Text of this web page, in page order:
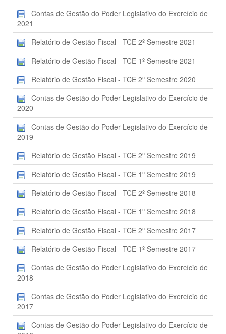
Contas de Gestão do Poder Legislativo do Exercício de
2021
Relatório de Gestão Fiscal - TCE 2º Semestre 2021
Relatório de Gestão Fiscal - TCE 1º Semestre 2021
Relatório de Gestão Fiscal - TCE 2º Semestre 2020
Contas de Gestão do Poder Legislativo do Exercício de
2020
Contas de Gestão do Poder Legislativo do Exercício de
2019
Relatório de Gestão Fiscal - TCE 2º Semestre 2019
Relatório de Gestão Fiscal - TCE 1º Semestre 2019
Relatório de Gestão Fiscal - TCE 2º Semestre 2018
Relatório de Gestão Fiscal - TCE 1º Semestre 2018
Relatório de Gestão Fiscal - TCE 2º Semestre 2017
Relatório de Gestão Fiscal - TCE 1º Semestre 2017
Contas de Gestão do Poder Legislativo do Exercício de
2018
Contas de Gestão do Poder Legislativo do Exercício de
2017
Contas de Gestão do Poder Legislativo do Exercício de